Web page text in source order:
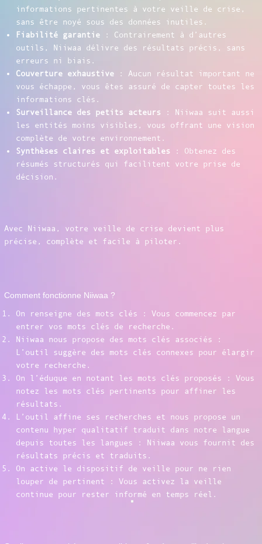
informations pertinentes à votre veille de crise,
sans être noyé sous des données inutiles.
Fiabilité garantie : Contrairement à d’autres
outils, Niiwaa délivre des résultats précis, sans
erreurs ni biais.
Couverture exhaustive : Aucun résultat important ne
vous échappe, vous êtes assuré de capter toutes les
informations clés.
Surveillance des petits acteurs : Niiwaa suit aussi
les entités moins visibles, vous offrant une vision
complète de votre environnement.
Synthèses claires et exploitables : Obtenez des
résumés structurés qui facilitent votre prise de
décision.
Avec Niiwaa, votre veille de crise devient plus
précise, complète et facile à piloter.
Comment fonctionne Niiwaa ?
On renseigne des mots clés : Vous commencez par
entrer vos mots clés de recherche.
Niiwaa nous propose des mots clés associés :
L’outil suggère des mots clés connexes pour élargir
votre recherche.
On l’éduque en notant les mots clés proposés : Vous
notez les mots clés pertinents pour affiner les
résultats.
L’outil affine ses recherches et nous propose un
contenu hyper qualitatif traduit dans notre langue
depuis toutes les langues : Niiwaa vous fournit des
résultats précis et traduits.
On active le dispositif de veille pour ne rien
louper de pertinent : Vous activez la veille
continue pour rester informé en temps réel.